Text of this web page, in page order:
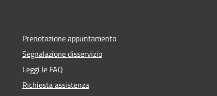
Prenotazione appuntamento
Segnalazione disservizio
Leggi le FAQ
Richiesta assistenza